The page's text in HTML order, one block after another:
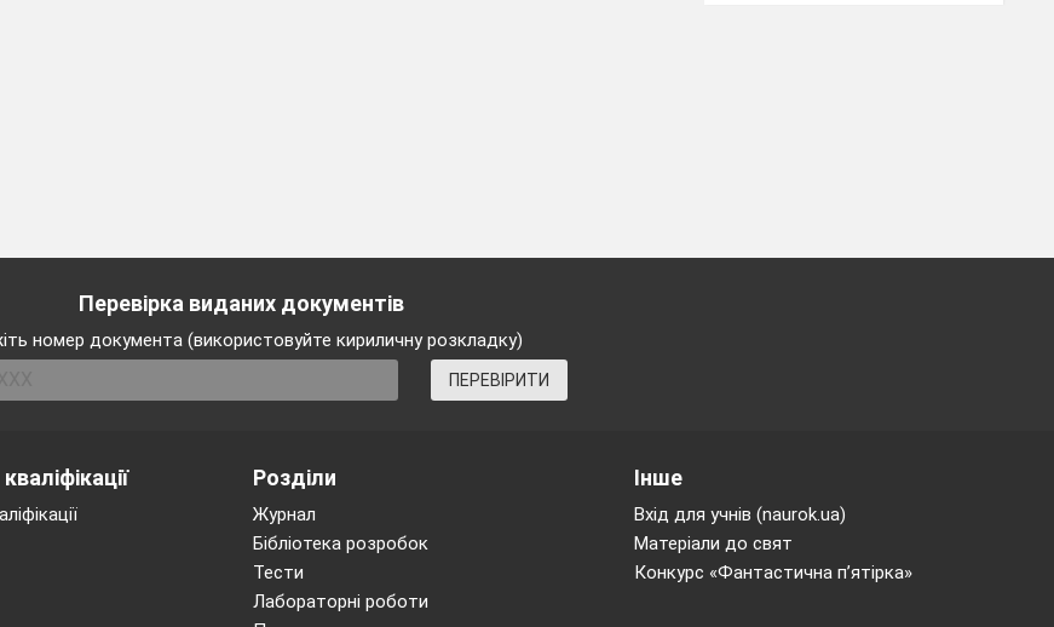
Перевірка виданих документів
номер документа (використовуйте кириличну розкладку)
ПЕРЕВІРИТИ
Розділи
Журнал
Бібліотека розробок
Тести
Лабораторні роботи
Інше
Вхід для учнів (naurok.ua)
Матеріали до свят
Конкурс «Фантастична п’ятірка»